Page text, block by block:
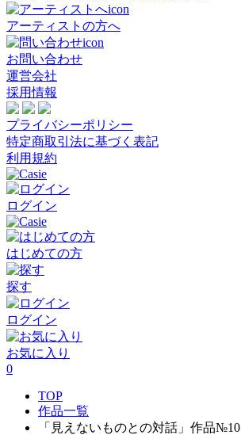
アーティストの方へ
お問い合わせ
運営会社
採用情報
プライバシーポリシー
特定商取引法に基づく表記
利用規約
ログイン
はじめての方
探す
ログイン
お気に入り
0
TOP
作品一覧
「見えないものとの対話」作品№10